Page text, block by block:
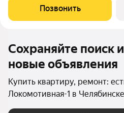
этажный дом комфорт-класса из
«Бетотек». В доме
Позвонить
Сохраняйте поиск
новые объявления
Купить квартиру, ремонт:
Локомотивная-1 в Челябинске